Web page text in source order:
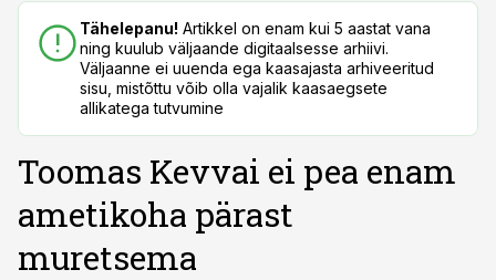
Tähelepanu! Artikkel on enam kui 5 aastat vana
ning kuulub väljaande digitaalsesse arhiivi.
Väljaanne ei uuenda ega kaasajasta arhiveeritud
sisu, mistõttu võib olla vajalik kaasaegsete
allikatega tutvumine
Toomas Kevvai ei pea enam
ametikoha pärast
muretsema